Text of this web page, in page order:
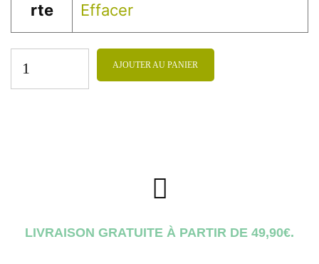
rte
Effacer
AJOUTER AU PANIER
LIVRAISON GRATUITE À PARTIR DE 49,90€.